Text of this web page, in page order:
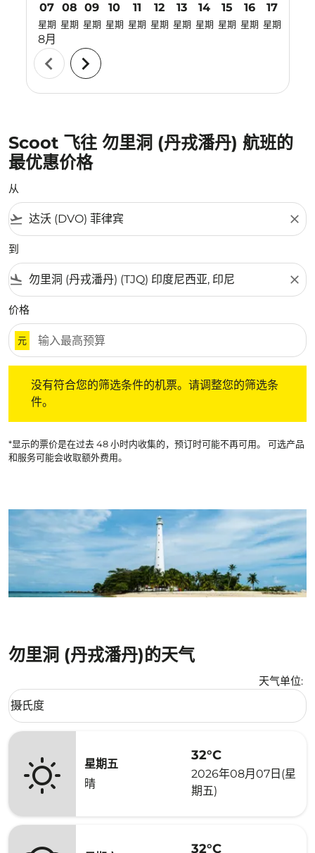
07
星期
8月
08
星期
09
星期
10
星期
11
星期
12
星期
13
星期
14
星期
15
星期
16
星期
17
星期
chevron_left chevron_right
Scoot 飞往 勿里洞 (丹戎潘丹) 航班的
最优惠价格
从
flight_takeoff close
到
flight_land close
价格
元
没有符合您的筛选条件的机票。请调整您的筛选条
件。
*显示的票价是在过去 48 小时内收集的，预订时可能不再可用。 可选产品
和服务可能会收取额外费用。
勿里洞 (丹戎潘丹)的天气
天气单位:
Weather unit option 摄氏度 Selected
摄氏度
keyboard_arrow_down
星期五
晴
32°C
2026年08月07日(星
期五)
32°C